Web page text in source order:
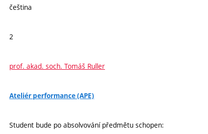
čeština
2
prof. akad. soch. Tomáš Ruller
Ateliér performance (APE)
Student bude po absolvování předmětu schopen: